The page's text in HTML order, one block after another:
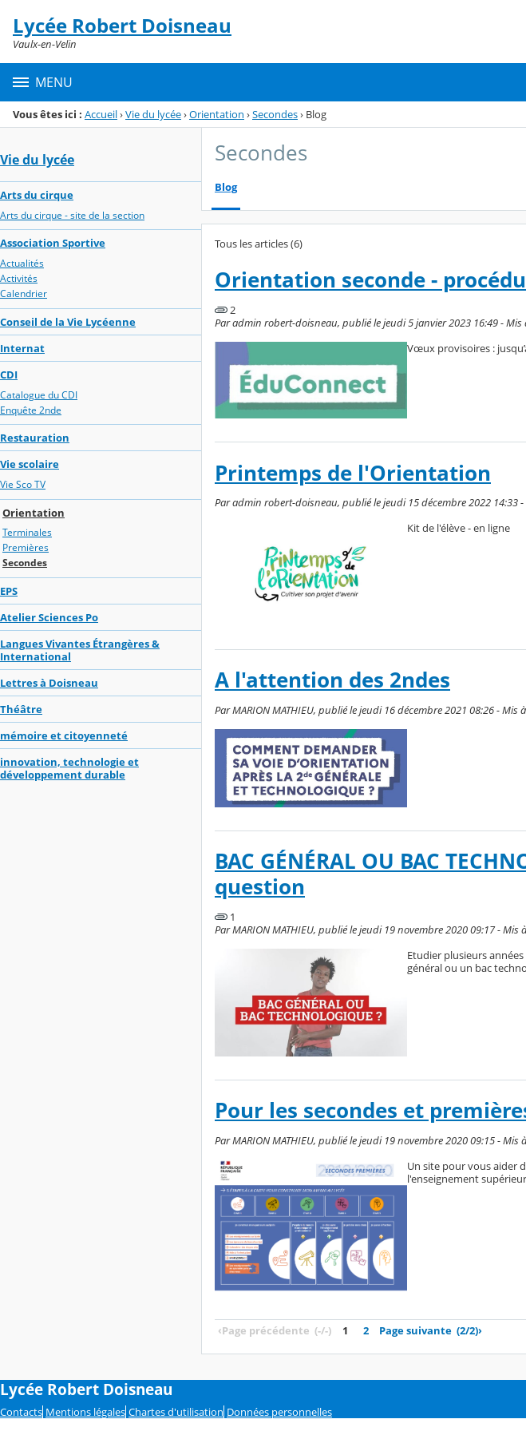
Menu de la rubrique
Contenu
Lycée Robert Doisneau
Vaulx-en-Velin
MENU
Vous êtes ici : Accueil›Vie du lycée›Orientation ›Secondes› Blog
Vie du lycée
Arts du cirque
Arts du cirque - site de la section
Association Sportive
Actualités
Activités
Calendrier
Conseil de la Vie Lycéenne
Internat
CDI
Catalogue du CDI
Enquête 2nde
Restauration
Vie scolaire
Vie Sco TV
Orientation
Terminales
Premières
Secondes
EPS
Atelier Sciences Po
Langues Vivantes Étrangères &
International
Lettres à Doisneau
Théâtre
mémoire et citoyenneté
innovation, technologie et
développement durable
Secondes
Blog
Tous les articles (6)
Orientation seconde -
2
Par admin robert-doisneau, publié le jeudi 5 janvier 2023 16:49 -
Vœux provisoires :
Printemps de l'Orientation
Par admin robert-doisneau, publié le jeudi 15 décembre 2022 14:33
Kit de l'élève - en ligne
A l'attention des 2ndes
Par MARION MATHIEU, publié le jeudi 16 décembre 2021 08:26 -
BAC GÉNÉRAL OU BAC
question
1
Par MARION MATHIEU, publié le jeudi 19 novembre 2020 09:17 -
Etudier plusieurs années
général ou un bac
Pour les secondes et
Par MARION MATHIEU, publié le jeudi 19 novembre 2020 09:15 -
Un site pour vous aider
l'enseignement supérieur
‹Page précédente (-/-) 1 2 Page suivante (2/2)›
Lycée Robert Doisneau
Contacts Mentions légales Chartes d'utilisation Données personnelles